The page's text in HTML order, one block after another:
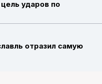
ударов по
отразил самую